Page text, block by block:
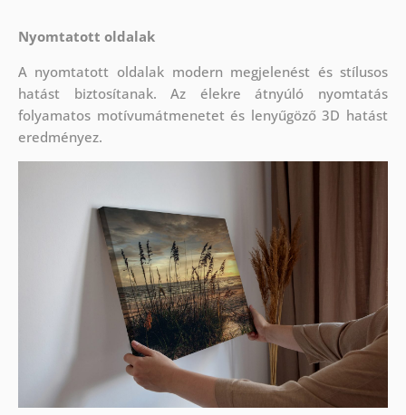
Nyomtatott oldalak
A nyomtatott oldalak modern megjelenést és stílusos
hatást biztosítanak. Az élekre átnyúló nyomtatás
folyamatos motívumátmenetet és lenyűgöző 3D hatást
eredményez.